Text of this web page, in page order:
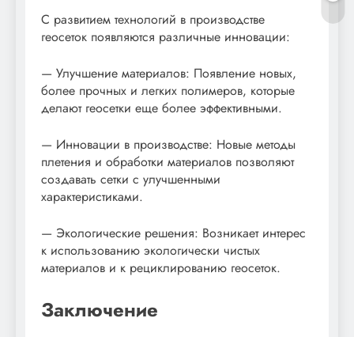
С развитием технологий в производстве
геосеток появляются различные инновации:
— Улучшение материалов: Появление новых,
более прочных и легких полимеров, которые
делают геосетки еще более эффективными.
— Инновации в производстве: Новые методы
плетения и обработки материалов позволяют
создавать сетки с улучшенными
характеристиками.
— Экологические решения: Возникает интерес
к использованию экологически чистых
материалов и к рециклированию геосеток.
Заключение